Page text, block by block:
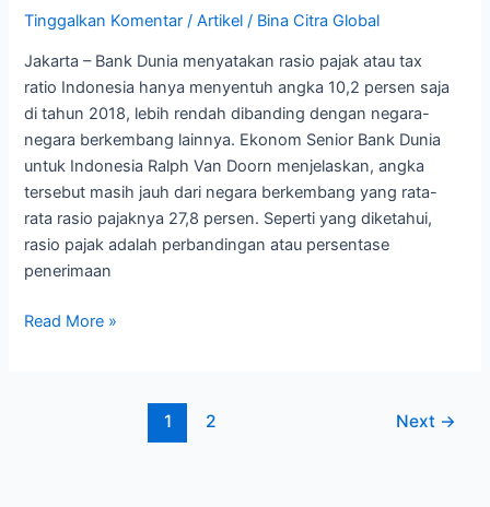
Tinggalkan Komentar /Artikel / Bina Citra Global
Jakarta – Bank Dunia menyatakan rasio pajak atau tax
ratio Indonesia hanya menyentuh angka 10,2 persen saja
di tahun 2018, lebih rendah dibanding dengan negara-
negara berkembang lainnya. Ekonom Senior Bank Dunia
untuk Indonesia Ralph Van Doorn menjelaskan, angka
tersebut masih jauh dari negara berkembang yang rata-
rata rasio pajaknya 27,8 persen. Seperti yang diketahui,
rasio pajak adalah perbandingan atau persentase
penerimaan
Read More »
1 2 Next →